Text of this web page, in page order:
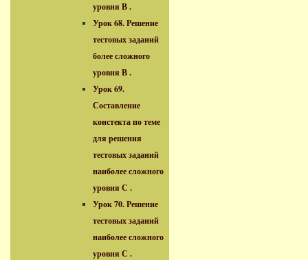
уровня В .
Урок 68. Решение
тестовых заданий
более сложного
уровня В .
Урок 69.
Составление
констекта по теме
для решения
тестовых заданий
наиболее сложного
уровня С .
Урок 70. Решение
тестовых заданий
наиболее сложного
уровня С .